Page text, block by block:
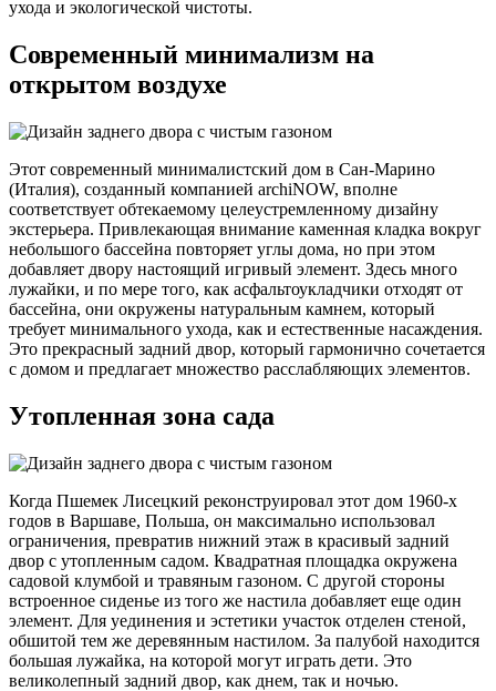
ухода и экологической чистоты.
Современный минимализм на
открытом воздухе
Этот современный минималистский дом в Сан-Марино
(Италия), созданный компанией archiNOW, вполне
соответствует обтекаемому целеустремленному дизайну
экстерьера. Привлекающая внимание каменная кладка вокруг
небольшого бассейна повторяет углы дома, но при этом
добавляет двору настоящий игривый элемент. Здесь много
лужайки, и по мере того, как асфальтоукладчики отходят от
бассейна, они окружены натуральным камнем, который
требует минимального ухода, как и естественные насаждения.
Это прекрасный задний двор, который гармонично сочетается
с домом и предлагает множество расслабляющих элементов.
Утопленная зона сада
Когда Пшемек Лисецкий реконструировал этот дом 1960-х
годов в Варшаве, Польша, он максимально использовал
ограничения, превратив нижний этаж в красивый задний
двор с утопленным садом. Квадратная площадка окружена
садовой клумбой и травяным газоном. С другой стороны
встроенное сиденье из того же настила добавляет еще один
элемент. Для уединения и эстетики участок отделен стеной,
обшитой тем же деревянным настилом. За палубой находится
большая лужайка, на которой могут играть дети. Это
великолепный задний двор, как днем, так и ночью.